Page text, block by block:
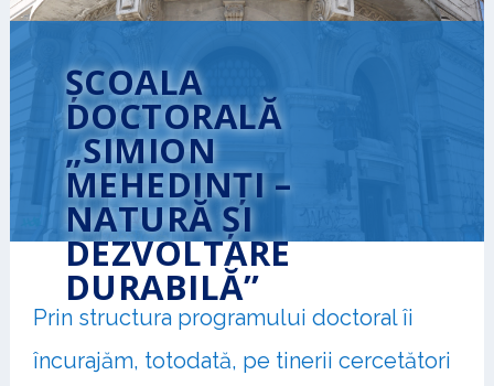
ȘCOALA
DOCTORALĂ
„SIMION
MEHEDINȚI –
NATURĂ ȘI
DEZVOLTARE
DURABILĂ”
https://scoaladoctorala.geo.unibuc.ro/home/ (site
română)
https://scoaladoctorala.geo.unibuc.ro/home-2/
Prin structura programului doctoral îi
încurajăm, totodată, pe tinerii cercetători